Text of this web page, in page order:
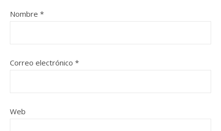
Nombre *
Correo electrónico *
Web